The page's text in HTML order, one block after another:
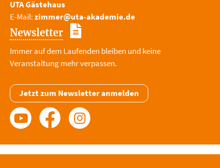
UTA Gästehaus
E-Mail:zimmer@uta-akademie.de
Newsletter
Immer auf dem Laufenden bleiben und keine
Veranstaltung mehr verpassen.
Jetzt zum Newsletter anmelden